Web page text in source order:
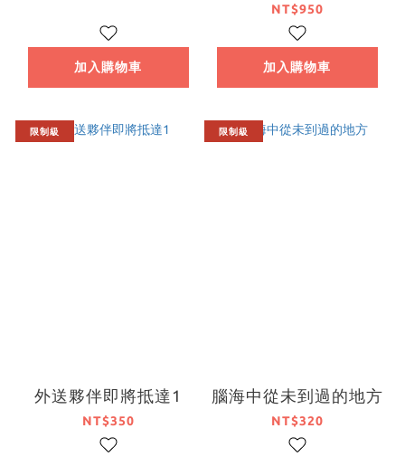
加入購物車
NT$950
加入購物車
限制級
外送夥伴即將抵達1
NT$350
限制級
腦海中從未到過的地方
NT$320